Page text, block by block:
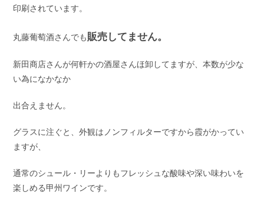
印刷されています。
丸藤葡萄酒さんでも販売してません。
新田商店さんが何軒かの酒屋さんほ卸してますが、本数が少な
い為になかなか
出合えません。
グラスに注ぐと、外観はノンフィルターですから霞がかってい
ますが、
通常のシュール・リーよりもフレッシュな酸味や深い味わいを
楽しめる甲州ワインです。